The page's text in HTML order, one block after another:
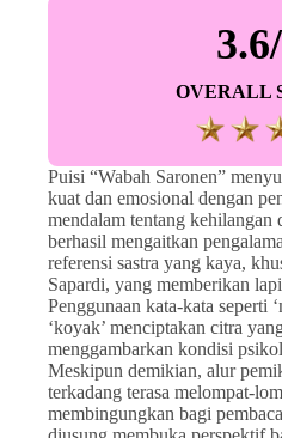
OVERALL
Puisi “Wabah Saronen”
kuat dan emosional dengan
mendalam tentang kehilangan
berhasil mengaitkan
referensi sastra yang kaya,
Sapardi, yang memberikan
Penggunaan kata-kata seperti
‘koyak’ menciptakan citra
menggambarkan kondisi
Meskipun demikian, alur
terkadang terasa melompat-
membingungkan bagi